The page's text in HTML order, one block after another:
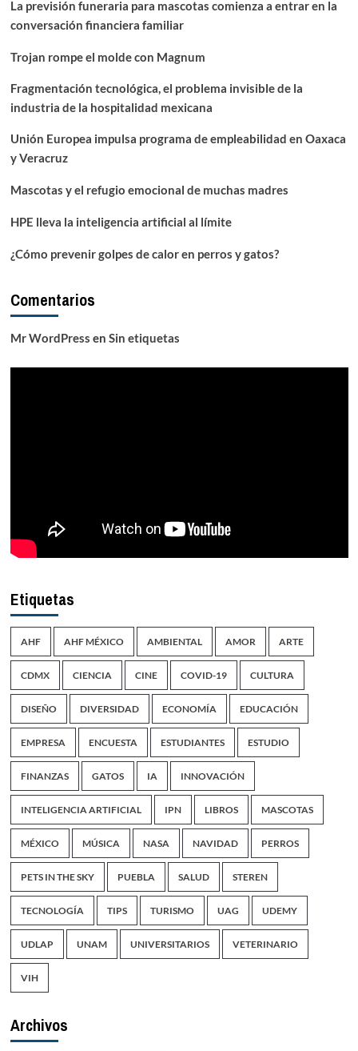
La previsión funeraria para mascotas comienza a entrar en la
conversación financiera familiar
Trojan rompe el molde con Magnum
Fragmentación tecnológica, el problema invisible de la
industria de la hospitalidad mexicana
Unión Europea impulsa programa de empleabilidad en Oaxaca
y Veracruz
Mascotas y el refugio emocional de muchas madres
HPE lleva la inteligencia artificial al límite
¿Cómo prevenir golpes de calor en perros y gatos?
Comentarios
Mr WordPress en Sin etiquetas
Etiquetas
AHF AHF MÉXICO AMBIENTAL AMOR ARTE
CDMX CIENCIA CINE COVID-19 CULTURA
DISEÑO DIVERSIDAD ECONOMÍA EDUCACIÓN
EMPRESA ENCUESTA ESTUDIANTES ESTUDIO
FINANZAS GATOS IA INNOVACIÓN
INTELIGENCIA ARTIFICIAL IPN LIBROS MASCOTAS
MÉXICO MÚSICA NASA NAVIDAD PERROS
PETS IN THE SKY PUEBLA SALUD STEREN
TECNOLOGÍA TIPS TURISMO UAG UDEMY
UDLAP UNAM UNIVERSITARIOS VETERINARIO
VIH
Archivos